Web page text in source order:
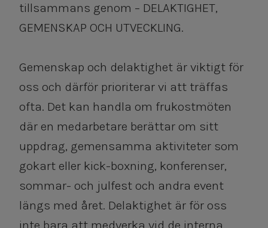
tillsammans genom – DELAKTIGHET,
GEMENSKAP OCH UTVECKLING.
Gemenskap och delaktighet är viktigt för
oss och därför prioriterar vi att träffas
ofta. Det kan handla om frukostmöten
där en medarbetare berättar om sitt
uppdrag, gemensamma aktiviteter som
gokart eller kick-boxning, konferenser,
sommar- och julfest och andra event
längs med året. Delaktighet är för oss